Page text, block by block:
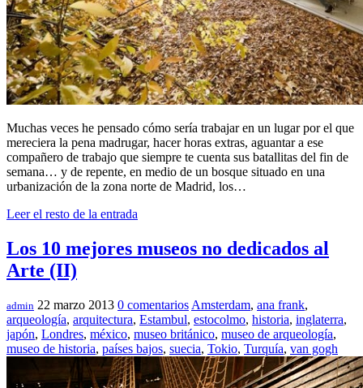
Muchas veces he pensado cómo sería trabajar en un lugar por el que
mereciera la pena madrugar, hacer horas extras, aguantar a ese
compañero de trabajo que siempre te cuenta sus batallitas del fin de
semana… y de repente, en medio de un bosque situado en una
urbanización de la zona norte de Madrid, los…
Leer el resto de la entrada
Los 10 mejores museos no dedicados al
Arte (II)
admin 22 marzo 2013 0 comentarios Amsterdam, ana frank,
arqueología, arquitectura, Estambul, estocolmo, historia, inglaterra,
japón, Londres, méxico, museo británico, museo de arqueología,
museo de historia, países bajos, suecia, Tokio, Turquía, van gogh